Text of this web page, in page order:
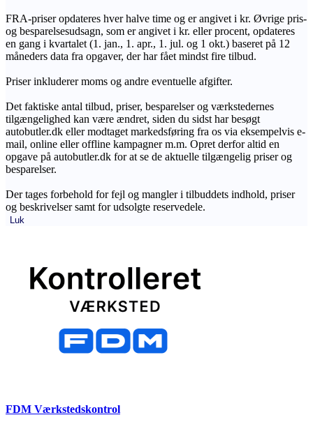
FRA-priser opdateres hver halve time og er angivet i kr. Øvrige pris-
og besparelsesudsagn, som er angivet i kr. eller procent, opdateres
en gang i kvartalet (1. jan., 1. apr., 1. jul. og 1 okt.) baseret på 12
måneders data fra opgaver, der har fået mindst fire tilbud.
Priser inkluderer moms og andre eventuelle afgifter.
Det faktiske antal tilbud, priser, besparelser og værkstedernes
tilgængelighed kan være ændret, siden du sidst har besøgt
autobutler.dk eller modtaget markedsføring fra os via eksempelvis e-
mail, online eller offline kampagner m.m. Opret derfor altid en
opgave på autobutler.dk for at se de aktuelle tilgængelig priser og
besparelser.
Der tages forbehold for fejl og mangler i tilbuddets indhold, priser
og beskrivelser samt for udsolgte reservedele.
Luk
FDM Værkstedskontrol